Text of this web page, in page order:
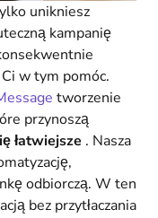
unikniesz
kampanię
w tym pomóc.
tworzenie
przynoszą
łatwiejsze . Nasza
odbiorczą. W ten
bez przytłaczania